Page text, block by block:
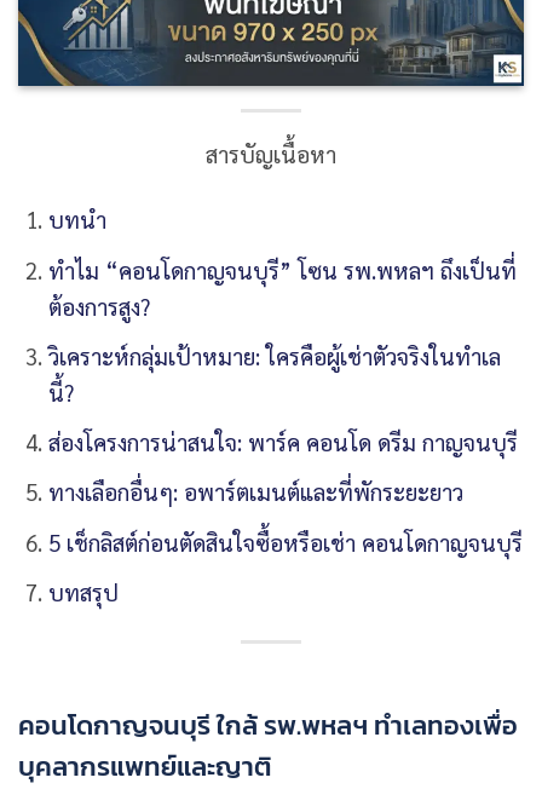
สารบัญเนื้อหา
บทนำ
ทำไม “คอนโดกาญจนบุรี” โซน รพ.พหลฯ ถึงเป็นที่
ต้องการสูง?
วิเคราะห์กลุ่มเป้าหมาย: ใครคือผู้เช่าตัวจริงในทำเล
นี้?
ส่องโครงการน่าสนใจ: พาร์ค คอนโด ดรีม กาญจนบุรี
ทางเลือกอื่นๆ: อพาร์ตเมนต์และที่พักระยะยาว
5 เช็กลิสต์ก่อนตัดสินใจซื้อหรือเช่า คอนโดกาญจนบุรี
บทสรุป
คอนโดกาญจนบุรี ใกล้ รพ.พหลฯ ทำเลทองเพื่อ
บุคลากรแพทย์และญาติ